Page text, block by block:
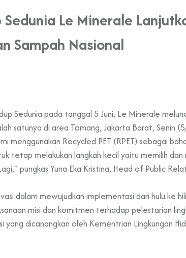
Le Minerale
Sampah Nasional
Sedunia pada tanggal 5 Juni, Le Minerale
satunya di area Tomang, Jakarta Barat, Senin
menggunakan Recycled PET (RPET) sebagai
tetap melakukan langkah kecil yaitu memilih
pungkas Yuna Eka Kristina, Head of Public
dalam mewujudkan implementasi dari hulu ke
misi dan komitmen terhadap pelestarian
yang dicanangkan oleh Kementrian Lingkungan